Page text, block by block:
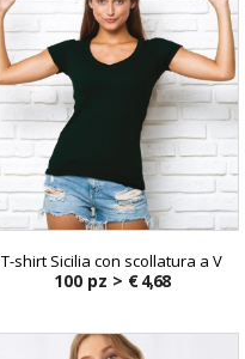
T-shirt Sicilia con scollatura a V
100 pz > € 4,68